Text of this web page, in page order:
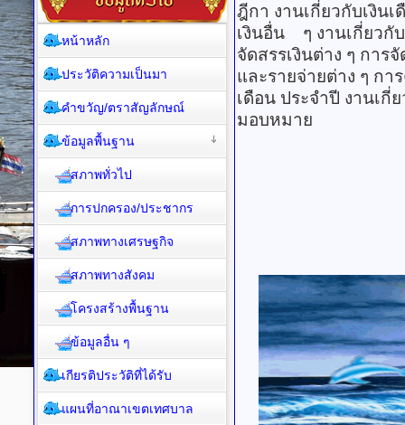
ฎีกา งานเกี่ยวกับเงิน
เงินอื่น ๆ งานเกี่ยวกั
จัดสรรเงินต่าง ๆ การ
และรายจ่ายต่าง ๆ กา
เดือน ประจำปี งานเกี่
มอบหมาย
หน้าหลัก
ประวัติความเป็นมา
คำขวัญ/ตราสัญลักษณ์
ข้อมูลพื้นฐาน
สภาพทั่วไป
การปกครอง/ประชากร
สภาพทางเศรษฐกิจ
สภาพทางสังคม
โครงสร้างพื้นฐาน
ข้อมูลอื่น ๆ
เกียรติประวัติที่ได้รับ
แผนที่อาณาเขตเทศบาล